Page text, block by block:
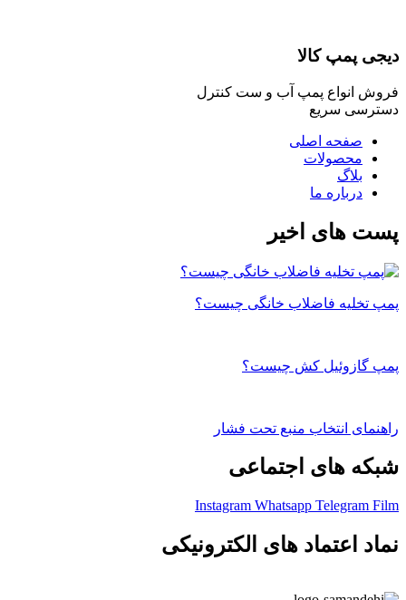
دیجی پمپ کالا
فروش انواع پمپ آب و ست کنترل
دسترسی سریع
صفحه اصلی
محصولات
بلاگ
درباره ما
پست های اخیر
پمپ تخلیه فاضلاب خانگی چیست؟
پمپ گازوئیل کش چیست؟
راهنمای انتخاب منبع تحت فشار
شبکه های اجتماعی
Instagram Whatsapp Telegram Film
نماد اعتماد های الکترونیکی